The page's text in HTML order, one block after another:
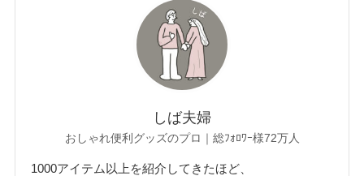
しば夫婦
おしゃれ便利グッズのプロ｜総ﾌｫﾛﾜｰ様72万人
1000アイテム以上を紹介してきたほど、